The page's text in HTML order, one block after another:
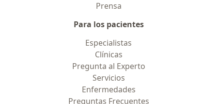
Prensa
Para los pacientes
Especialistas
Clínicas
Pregunta al Experto
Servicios
Enfermedades
Preguntas Frecuentes